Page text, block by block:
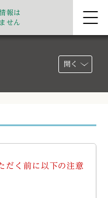
報は
せん
開く
だく前に以下の注意